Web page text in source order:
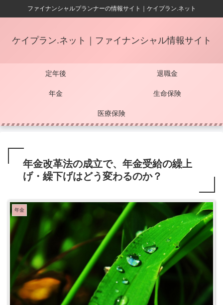
ファイナンシャルプランナーの情報サイト｜ケイプラン.ネット
ケイプラン.ネット｜ファイナンシャル情報サイト
定年後 退職金
年金 生命保険
医療保険
年金改革法の成立で、年金受給の繰上
げ・繰下げはどう変わるのか？
年金